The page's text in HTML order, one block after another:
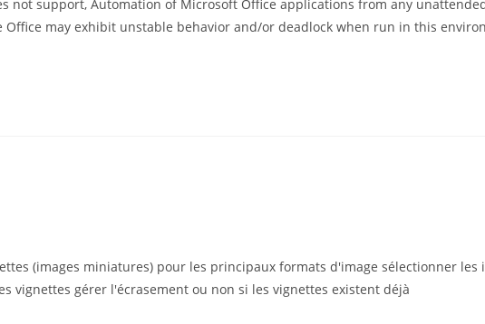
not support, Automation of Microsoft Office applications from any
Office may exhibit unstable behavior and/or deadlock when run in this
(images miniatures) pour les principaux formats d'image sélectionner
vignettes gérer l'écrasement ou non si les vignettes existent déjà